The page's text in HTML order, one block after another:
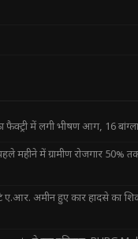
में लगी भीषण आग, 16
महीने में ग्रामीण रोजगार 50%
अमीन हुए कार हादसे का